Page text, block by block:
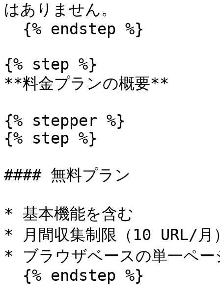
はありません。
{% step %}
**料金プランの概要**
{% stepper %}
{% step %}
#### 無料プラン
* 基本機能を含む
* 月間収集制限（10 URL/月
* ブラウザベースの単一ペー